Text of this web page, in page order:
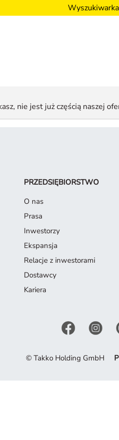
nie jest już częścią naszej
PRZEDSIĘBIORSTWO
O nas
Prasa
Inwestorzy
Ekspansja
Relacje z inwestorami
Dostawcy
Kariera
© Takko Holding GmbH